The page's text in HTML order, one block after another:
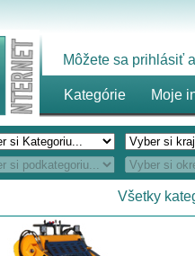
Môžete sa prihlásiť
Kategórie Moje
Všetky